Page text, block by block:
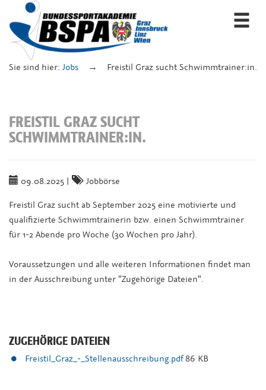
Sie sind hier: Jobs Freistil Graz sucht Schwimmtrainer:in.
FREISTIL GRAZ SUCHT
SCHWIMMTRAINER:IN.
09.08.2025 | Jobbörse
Freistil Graz sucht ab September 2025 eine motivierte und
qualifizierte Schwimmtrainerin bzw. einen Schwimmtrainer
für 1-2 Abende pro Woche (30 Wochen pro Jahr).
Voraussetzungen und alle weiteren Informationen findet man
in der Ausschreibung unter "Zugehörige Dateien".
ZUGEHÖRIGE DATEIEN
Freistil_Graz_-_Stellenausschreibung.pdf86 KB